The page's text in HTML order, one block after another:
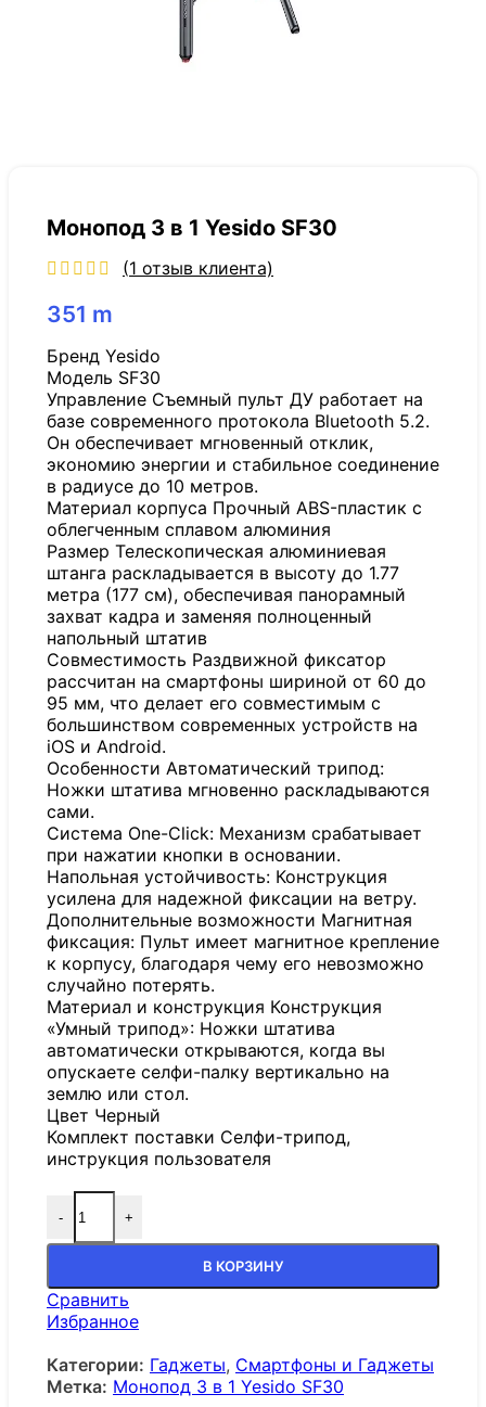
Монопод 3 в 1 Yesido SF30
(1 отзыв клиента)
351 m
Бренд Yesido
Модель SF30
Управление Съемный пульт ДУ работает на
базе современного протокола Bluetooth 5.2.
Он обеспечивает мгновенный отклик,
экономию энергии и стабильное соединение
в радиусе до 10 метров.
Материал корпуса Прочный ABS-пластик с
облегченным сплавом алюминия
Размер Телескопическая алюминиевая
штанга раскладывается в высоту до 1.77
метра (177 см), обеспечивая панорамный
захват кадра и заменяя полноценный
напольный штатив
Совместимость Раздвижной фиксатор
рассчитан на смартфоны шириной от 60 до
95 мм, что делает его совместимым с
большинством современных устройств на
iOS и Android.
Особенности Автоматический трипод:
Ножки штатива мгновенно раскладываются
сами.
Система One-Click: Механизм срабатывает
при нажатии кнопки в основании.
Напольная устойчивость: Конструкция
усилена для надежной фиксации на ветру.
Дополнительные возможности Магнитная
фиксация: Пульт имеет магнитное крепление
к корпусу, благодаря чему его невозможно
случайно потерять.
Материал и конструкция Конструкция
«Умный трипод»: Ножки штатива
автоматически открываются, когда вы
опускаете селфи-палку вертикально на
землю или стол.
Цвет Черный
Комплект поставки Селфи-трипод,
инструкция пользователя
- +
В КОРЗИНУ
Сравнить
Избранное
Категории: Гаджеты, Смартфоны и Гаджеты
Метка: Монопод 3 в 1 Yesido SF30